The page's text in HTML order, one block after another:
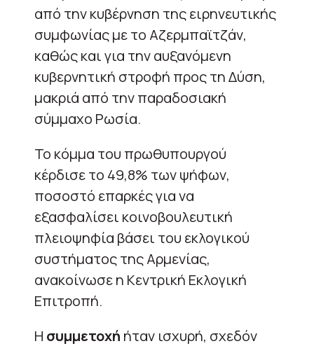
από την κυβέρνηση της ειρηνευτικής
συμφωνίας με το Αζερμπαϊτζάν,
καθώς και για την αυξανόμενη
κυβερνητική στροφή προς τη Δύση,
μακριά από την παραδοσιακή
σύμμαχο Ρωσία.
Το κόμμα του πρωθυπουργού
κέρδισε το 49,8% των ψήφων,
ποσοστό επαρκές για να
εξασφαλίσει κοινοβουλευτική
πλειοψηφία βάσει του εκλογικού
συστήματος της Αρμενίας,
ανακοίνωσε η Κεντρική Εκλογική
Επιτροπή.
Η συμμετοχή ήταν ισχυρή, σχεδόν